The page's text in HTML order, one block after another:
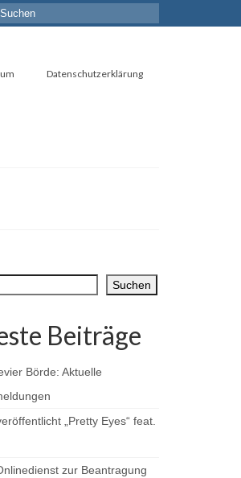
Datenschutzerklärung
Suchen
Beiträge
Börde: Aktuelle
„Pretty Eyes“ feat.
zur Beantragung